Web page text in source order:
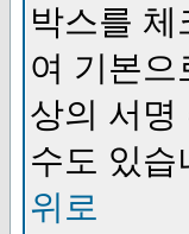
박스를
여 기본
상의 서명
수도 있습
위로